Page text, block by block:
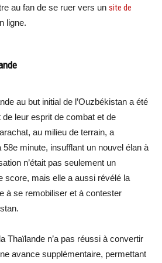
au fan de se ruer vers un site de
ligne.
au but initial de l’Ouzbékistan a été
leur esprit de combat et de
au milieu de terrain, a
minute, insufflant un nouvel élan à
n’était pas seulement un
score, mais elle a aussi révélé la
à se remobiliser et à contester
Thaïlande n’a pas réussi à convertir
avance supplémentaire, permettant